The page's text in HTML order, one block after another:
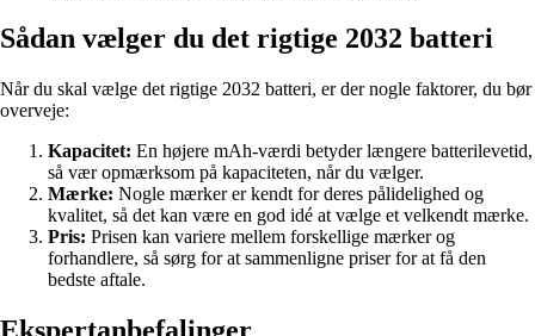
Sådan vælger du det rigtige 2032 batteri
Når du skal vælge det rigtige 2032 batteri, er der nogle faktorer, du bør
overveje:
Kapacitet: En højere mAh-værdi betyder længere batterilevetid,
så vær opmærksom på kapaciteten, når du vælger.
Mærke: Nogle mærker er kendt for deres pålidelighed og
kvalitet, så det kan være en god idé at vælge et velkendt mærke.
Pris: Prisen kan variere mellem forskellige mærker og
forhandlere, så sørg for at sammenligne priser for at få den
bedste aftale.